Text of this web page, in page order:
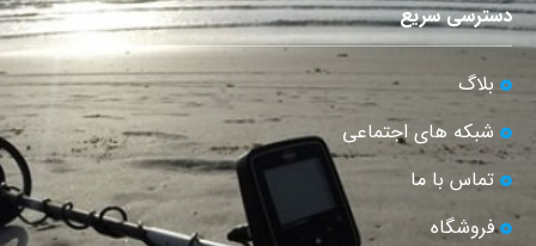
دسترسی سریع
بلاگ
شبکه های اجتماعی
تماس با ما
فروشگاه